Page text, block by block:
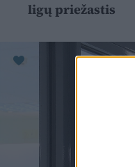
ligų priežastis